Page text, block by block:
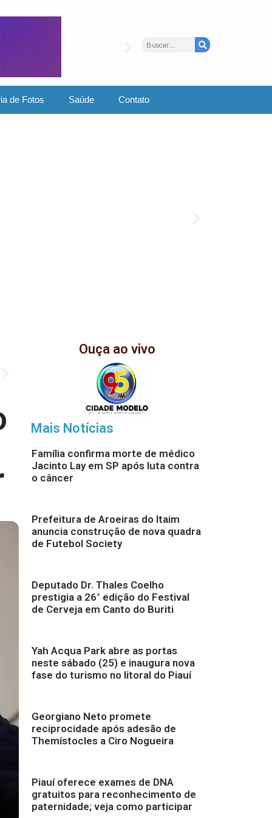
de Fotos Saúde Contato
Ouça ao vivo
Mais Notícias
Família confirma morte de médico
Jacinto Lay em SP após luta contra
o câncer
Prefeitura de Aroeiras do Itaim
anuncia construção de nova quadra
de Futebol Society
Deputado Dr. Thales Coelho
prestigia a 26° edição do Festival
de Cerveja em Canto do Buriti
Yah Acqua Park abre as portas
neste sábado (25) e inaugura nova
fase do turismo no litoral do Piauí
Georgiano Neto promete
reciprocidade após adesão de
Themístocles a Ciro Nogueira
Piauí oferece exames de DNA
gratuitos para reconhecimento de
paternidade; veja como participar